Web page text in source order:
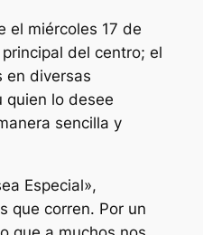
el miércoles 17 de
del centro; el
en diversas
quien lo desee
sencilla y
Especial»,
que corren. Por un